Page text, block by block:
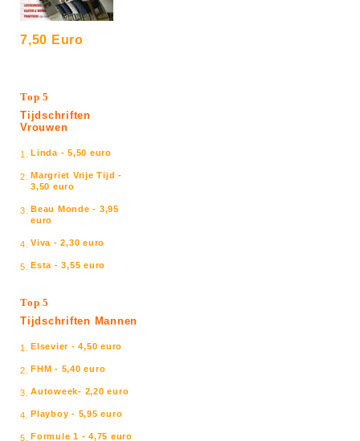
7,50 Euro
Top 5
Tijdschriften
Vrouwen
1. Linda - 5,50 euro
2. Margriet Vrije Tijd -
3,50 euro
3. Beau Monde - 3,95
euro
4. Viva - 2,30 euro
5. Esta - 3,55 euro
Top 5
Tijdschriften Mannen
1. Elsevier - 4,50 euro
2. FHM - 5,40 euro
3. Autoweek- 2,20 euro
4. Playboy - 5,95 euro
5. Formule 1 - 4,75 euro